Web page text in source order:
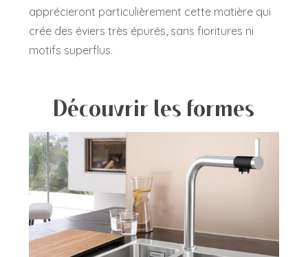
apprécieront particulièrement cette matière qui
crée des éviers très épurés, sans fioritures ni
motifs superflus.
Découvrir les formes